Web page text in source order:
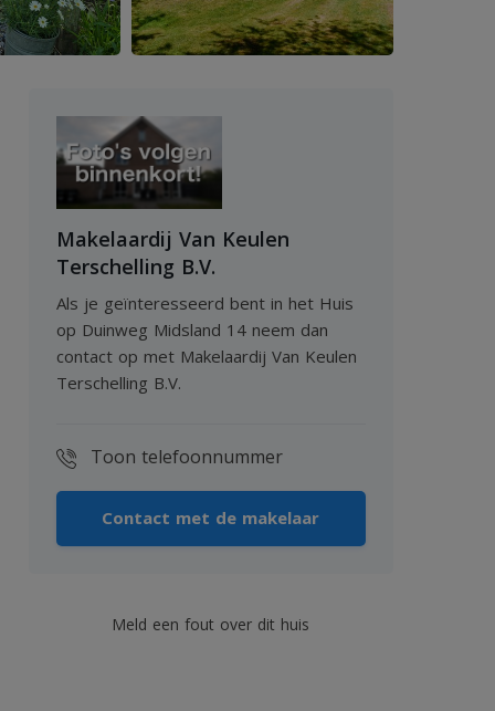
Makelaardij Van Keulen
Terschelling B.V.
Als je geïnteresseerd bent in het Huis
op Duinweg Midsland 14 neem dan
contact op met Makelaardij Van Keulen
Terschelling B.V.
Toon telefoonnummer
Contact met de makelaar
Meld een fout over dit huis